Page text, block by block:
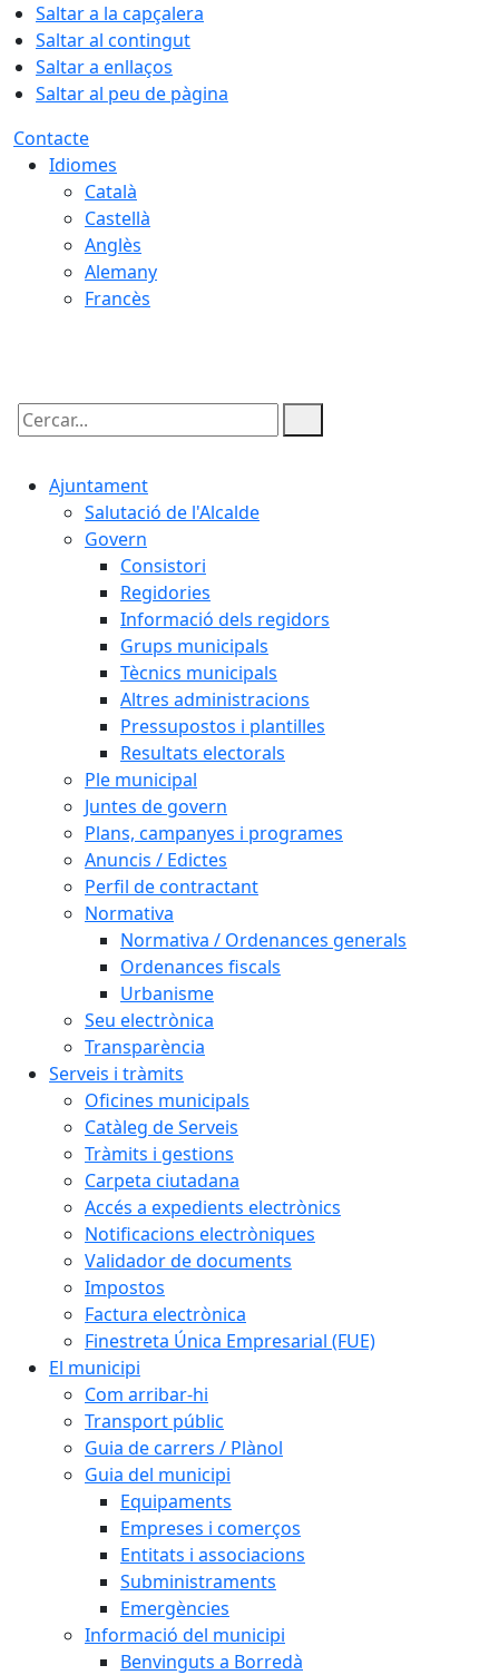
Saltar a la capçalera
Saltar al contingut
Saltar a enllaços
Saltar al peu de pàgina
Contacte
Idiomes
Català
Castellà
Anglès
Alemany
Francès
Cercar:
Ajuntament
Salutació de l'Alcalde
Govern
Consistori
Regidories
Informació dels regidors
Grups municipals
Tècnics municipals
Altres administracions
Pressupostos i plantilles
Resultats electorals
Ple municipal
Juntes de govern
Plans, campanyes i programes
Anuncis / Edictes
Perfil de contractant
Normativa
Normativa / Ordenances generals
Ordenances fiscals
Urbanisme
Seu electrònica
Transparència
Serveis i tràmits
Oficines municipals
Catàleg de Serveis
Tràmits i gestions
Carpeta ciutadana
Accés a expedients electrònics
Notificacions electròniques
Validador de documents
Impostos
Factura electrònica
Finestreta Única Empresarial (FUE)
El municipi
Com arribar-hi
Transport públic
Guia de carrers / Plànol
Guia del municipi
Equipaments
Empreses i comerços
Entitats i associacions
Subministraments
Emergències
Informació del municipi
Benvinguts a Borredà